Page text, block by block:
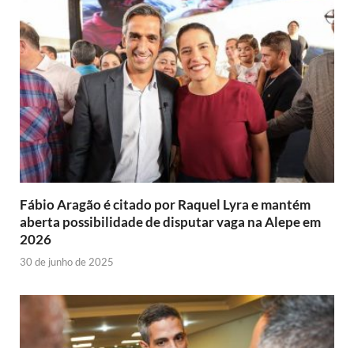
Fábio Aragão é citado por Raquel Lyra e mantém
aberta possibilidade de disputar vaga na Alepe em
2026
30 de junho de 2025